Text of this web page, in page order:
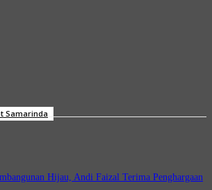
Samarinda
Hijau, Andi Faizal Terima Penghargaan